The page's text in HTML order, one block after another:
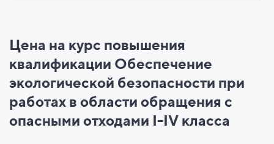
Цена на курс повышения
квалификации Обеспечение
экологической безопасности при
работах в области обращения с
опасными отходами I-IV класса